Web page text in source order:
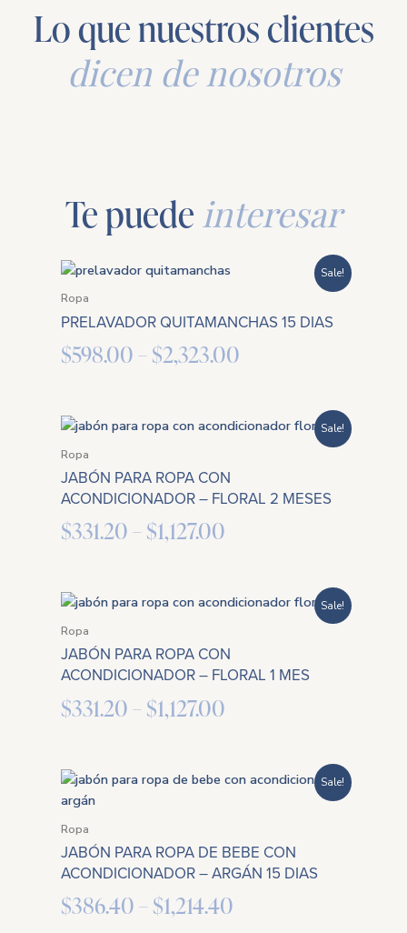
Lo que nuestros clientes
dicen de nosotros
Te puede interesar
Sale!
Ropa
PRELAVADOR QUITAMANCHAS 15 DIAS
$598.00–$2,323.00
$598.00
Sale!
Ropa
JABÓN PARA ROPA CON
ACONDICIONADOR – FLORAL 2 MESES
$331.20–$1,127.00
Price
$331.20
through
Sale!
Ropa
JABÓN PARA ROPA CON
ACONDICIONADOR – FLORAL 1 MES
$331.20–$1,127.00
Price
$331.20
through
Sale!
Ropa
JABÓN PARA ROPA DE BEBE CON
ACONDICIONADOR – ARGÁN 15 DIAS
$386.40–$1,214.40
Price
through